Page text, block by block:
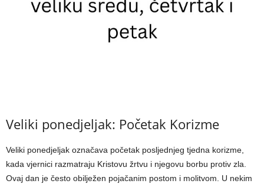
Veliki ponedjeljak: Početak Korizme
Veliki ponedjeljak označava početak posljednjeg tjedna korizme,
kada vjernici razmatraju Kristovu žrtvu i njegovu borbu protiv zla.
Ovaj dan je često obilježen pojačanim postom i molitvom. U nekim